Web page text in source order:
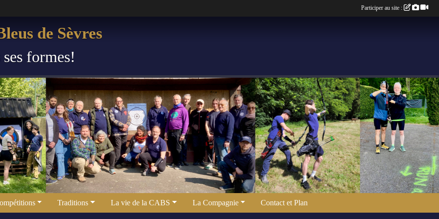
de Sèvres
formes!
Traditions La vie de la CABS La Compagnie Contact et Plan
Participer au site :